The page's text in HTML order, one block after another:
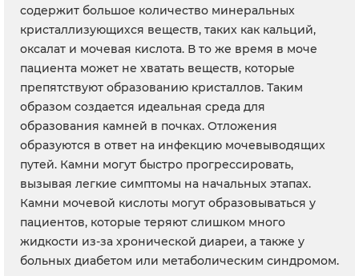
содержит большое количество минеральных
кристаллизующихся веществ, таких как кальций,
оксалат и мочевая кислота. В то же время в моче
пациента может не хватать веществ, которые
препятствуют образованию кристаллов. Таким
образом создается идеальная среда для
образования камней в почках. Отложения
образуются в ответ на инфекцию мочевыводящих
путей. Камни могут быстро прогрессировать,
вызывая легкие симптомы на начальных этапах.
Камни мочевой кислоты могут образовываться у
пациентов, которые теряют слишком много
жидкости из-за хронической диареи, а также у
больных диабетом или метаболическим синдромом.